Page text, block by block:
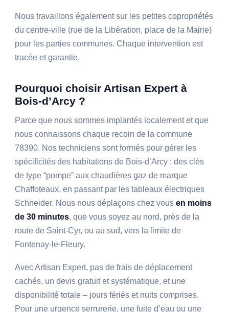
Nous travaillons également sur les petites copropriétés
du centre-ville (rue de la Libération, place de la Mairie)
pour les parties communes. Chaque intervention est
tracée et garantie.
Pourquoi choisir Artisan Expert à
Bois-d’Arcy ?
Parce que nous sommes implantés localement et que
nous connaissons chaque recoin de la commune
78390. Nos techniciens sont formés pour gérer les
spécificités des habitations de Bois-d’Arcy : des clés
de type “pompe” aux chaudières gaz de marque
Chaffoteaux, en passant par les tableaux électriques
Schneider. Nous nous déplaçons chez vousen moins
de 30 minutes, que vous soyez au nord, près de la
route de Saint-Cyr, ou au sud, vers la limite de
Fontenay-le-Fleury.
Avec Artisan Expert, pas de frais de déplacement
cachés, un devis gratuit et systématique, et une
disponibilité totale – jours fériés et nuits comprises.
Pour une urgence serrurerie, une fuite d’eau ou une